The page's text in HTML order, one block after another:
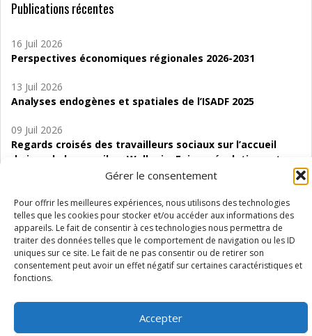
Gérer le consentement
Pour offrir les meilleures expériences, nous utilisons des technologies
telles que les cookies pour stocker et/ou accéder aux informations des
appareils. Le fait de consentir à ces technologies nous permettra de
traiter des données telles que le comportement de navigation ou les ID
uniques sur ce site. Le fait de ne pas consentir ou de retirer son
consentement peut avoir un effet négatif sur certaines caractéristiques et
fonctions.
Accepter
Publications récentes
16 Juil 2026
Perspectives économiques régionales 2026-2031
13 Juil 2026
Analyses endogènes et spatiales de l’ISADF 2025
09 Juil 2026
Regards croisés des travailleurs sociaux sur l’accueil
de jour de bas seuil en Wallonie. Enjeux, évolutions et
06 Juil 2026
Étude d’évaluabilité des Structures
d’accompagnement à l’autocréation d’emploi (SAACE)
01 Juil 2026
Pénurie du personnel infirmier :quels indicateurs
Wallonie ?